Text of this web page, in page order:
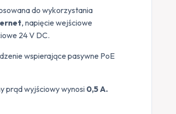
do wykorzystania
, napięcie wejściowe
24 V DC.
wspierające pasywne PoE
prąd wyjściowy wynosi0,5 A.